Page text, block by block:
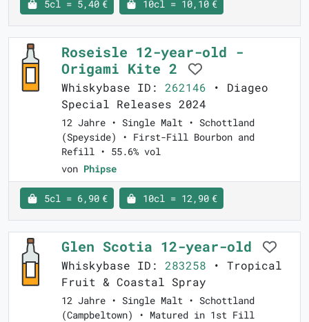
5cl = 5,40 € 10cl = 10,10 €
Roseisle 12-year-old -
Origami Kite 2
Whiskybase ID: 262146 • Diageo
Special Releases 2024
12 Jahre • Single Malt • Schottland
(Speyside) • First-Fill Bourbon and
Refill • 55.6% vol
von Phipse
5cl = 6,90 € 10cl = 12,90 €
Glen Scotia 12-year-old
Whiskybase ID: 283258 • Tropical
Fruit & Coastal Spray
12 Jahre • Single Malt • Schottland
(Campbeltown) • Matured in 1st Fill